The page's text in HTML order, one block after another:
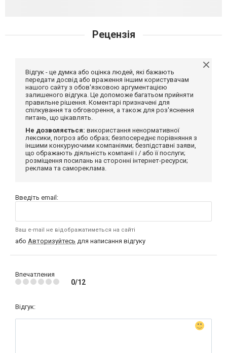
Рецензія
Відгук - це думка або оцінка людей, які бажають
передати досвід або враження іншим користувачам
нашого сайту з обов'язковою аргументацією
залишеного відгука. Це допоможе багатьом прийняти
правильне рішення. Коментарі призначені для
спілкування та обговорення, а також для роз'яснення
питань, що цікавлять.
Не дозволяється: використання ненормативної
лексики, погроз або образ; безпосереднє порівняння з
іншими конкуруючими компаніями; безпідставні заяви,
що ображають діяльність компанії і / або її послуги;
розміщення посилань на сторонні інтернет-ресурси;
реклама та самореклама.
Введіть email:
Ваш e-mail не відображатиметься на сайті
або Авторизуйтесь для написання відгуку
Впечатления
0/12
Відгук: